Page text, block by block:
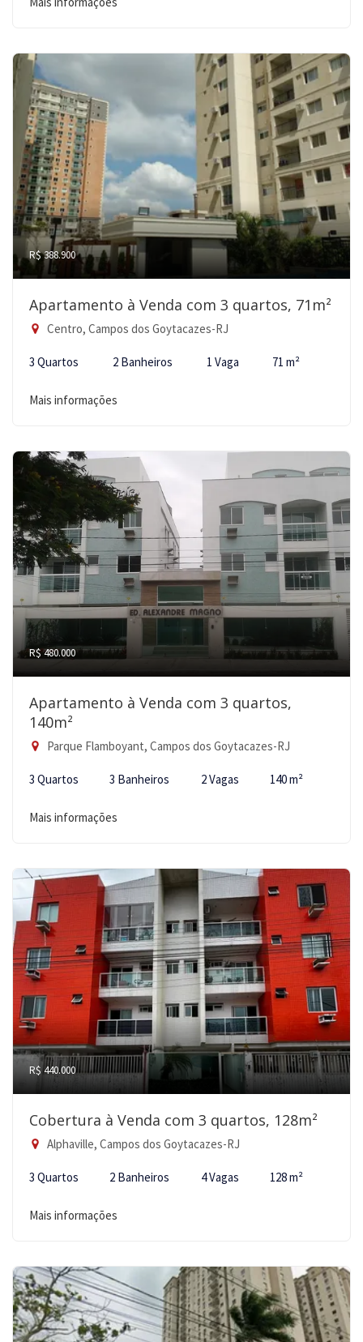
R$ 388.900
Apartamento à Venda com 3 quartos, 71m²
Centro, Campos dos Goytacazes-RJ
3 Quartos 2 Banheiros 1 Vaga 71 m²
Mais informações
R$ 480.000
Apartamento à Venda com 3 quartos,
140m²
Parque Flamboyant, Campos dos Goytacazes-RJ
3 Quartos 3 Banheiros 2 Vagas 140 m²
Mais informações
R$ 440.000
Cobertura à Venda com 3 quartos, 128m²
Alphaville, Campos dos Goytacazes-RJ
3 Quartos 2 Banheiros 4 Vagas 128 m²
Mais informações